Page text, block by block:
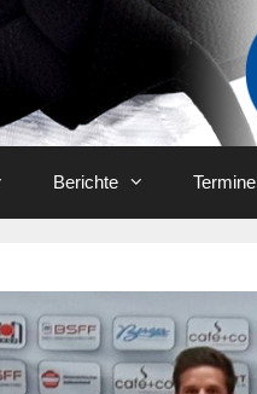
Berichte Termine